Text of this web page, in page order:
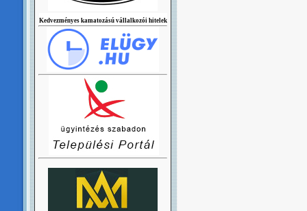
Kedvezményes kamatozású vállalkozói hitelek